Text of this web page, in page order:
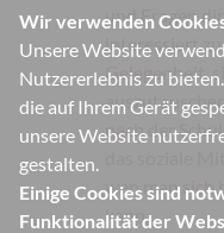
Wir verwenden
Unsere Website
Nutzererlebnis zu
die auf Ihrem Gerät
unsere Website
gestalten.
Einige Cookies sind
Funktionalität der
und Fragen
interessiert
Gelegenheit,
nach der
wen man sich
kann.